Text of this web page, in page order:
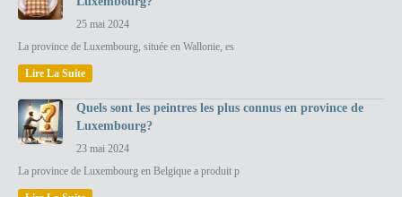
25 mai 2024
La province de Luxembourg, située en Wallonie, es
Lire La Suite
Quels sont les peintres les plus connus en province de
Luxembourg?
23 mai 2024
La province de Luxembourg en Belgique a produit p